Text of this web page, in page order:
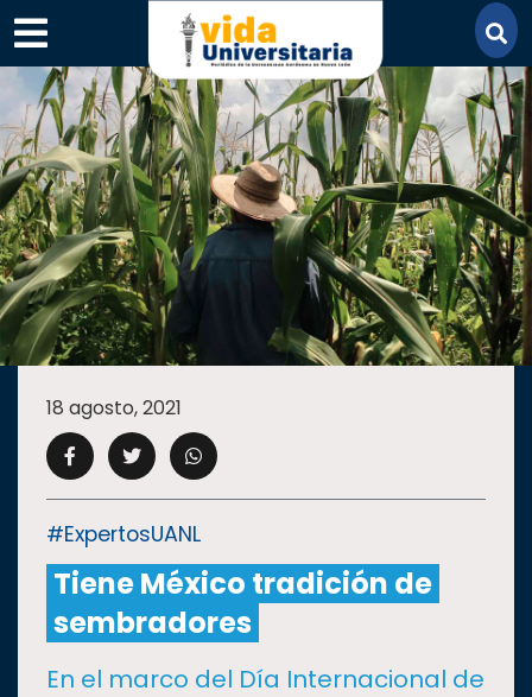
×
SECCIONES
ACADEMIA
CAMPUS UANL
CULTURA
18 agosto, 2021
#ExpertosUANL
Tiene México tradición de
sembradores
En el marco del Día Internacional de